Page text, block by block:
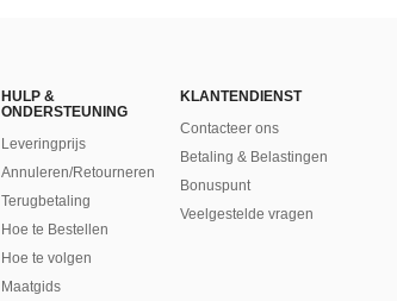
HULP &
ONDERSTEUNING
Leveringprijs
Annuleren/Retourneren
Terugbetaling
Hoe te Bestellen
Hoe te volgen
Maatgids
KLANTENDIENST
Contacteer ons
Betaling & Belastingen
Bonuspunt
Veelgestelde vragen